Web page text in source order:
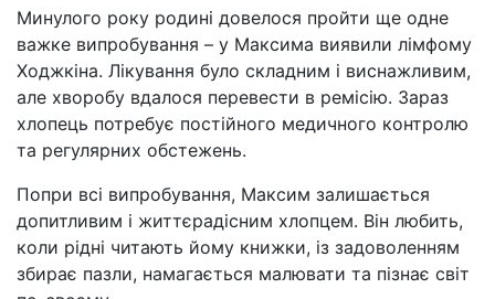
Минулого року родині довелося пройти ще одне
важке випробування – у Максима виявили лімфому
Ходжкіна. Лікування було складним і виснажливим,
але хворобу вдалося перевести в ремісію. Зараз
хлопець потребує постійного медичного контролю
та регулярних обстежень.
Попри всі випробування, Максим залишається
допитливим і життєрадісним хлопцем. Він любить,
коли рідні читають йому книжки, із задоволенням
збирає пазли, намагається малювати та пізнає світ